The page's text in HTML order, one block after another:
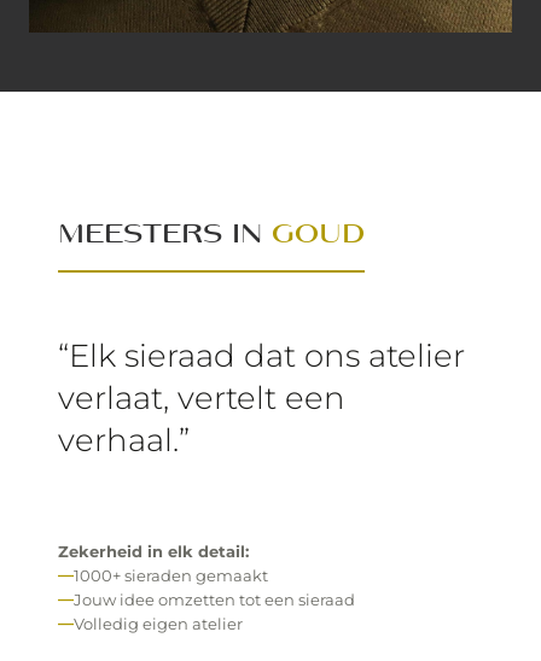
MEESTERS IN GOUD
“Elk sieraad dat ons atelier
verlaat, vertelt een
verhaal.”
Zekerheid in elk detail:
1000+ sieraden gemaakt
Jouw idee omzetten tot een sieraad
Volledig eigen atelier